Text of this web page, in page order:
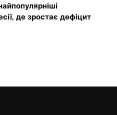
де зростає дефіцит